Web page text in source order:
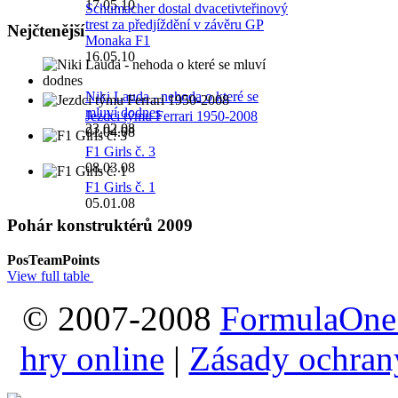
17.05.10
Schumacher dostal dvacetivteřinový
trest za předjíždění v závěru GP
Monaka F1
16.05.10
Nejčtenější
Niki Lauda - nehoda o které se
mluví dodnes
23.02.08
Jezdci týmu Ferrari 1950-2008
01.04.08
F1 Girls č. 3
08.03.08
F1 Girls č. 1
05.01.08
Pohár konstruktérů 2009
PosTeamPoints
View full table
© 2007-2008
hry online | Zásady